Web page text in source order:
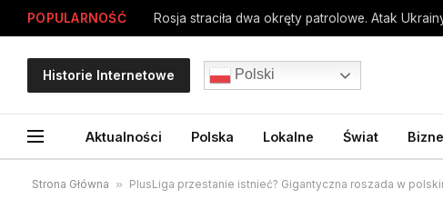
POPULARNOŚĆ Rosja straciła dwa okręty patrolowe. Atak
Historie Internetowe Polski
Aktualności Polska Lokalne Świat
Strona Główna » PlusLiga przestanie istnieć? Gigantyczna roszada w